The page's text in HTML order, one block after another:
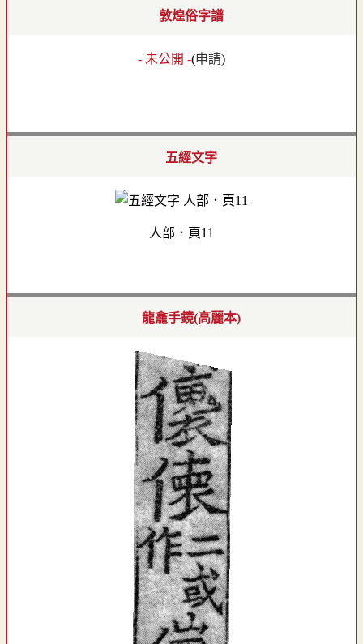
敦煌俗字譜
- 未公開 -(申請)
五經文字
人部．頁11
龍龕手鏡(高麗本)